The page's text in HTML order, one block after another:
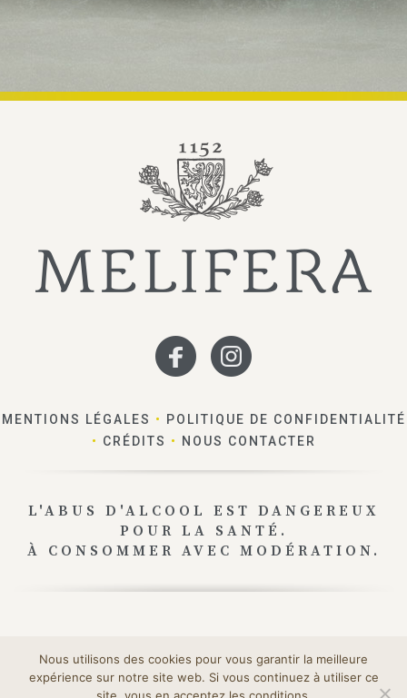
MENTIONS LÉGALES •
POLITIQUE DE CONFIDENTIALITÉ
• CRÉDITS • NOUS CONTACTER
L'ABUS D'ALCOOL EST DANGEREUX
POUR LA SANTÉ.
À CONSOMMER AVEC MODÉRATION.
Pour en savoir plus :www.consignesdetri.fr
Nous utilisons des cookies pour vous garantir la meilleure
expérience sur notre site web. Si vous continuez à utiliser ce